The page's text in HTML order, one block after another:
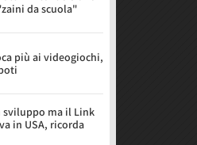
da scuola"
più ai videogiochi,
sviluppo ma il Link
in USA, ricorda